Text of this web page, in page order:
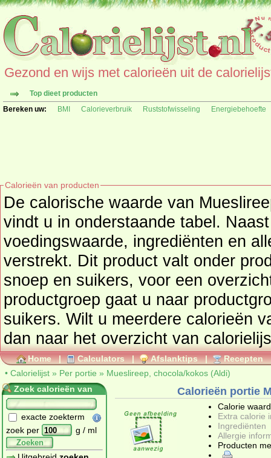
Gezond en wijs met calorieën uit de
Top dieet producten
Bereken uw:
BMI Calorieverbruik Ruststofwisseling Energiebehoefte
Calorieën van producten
De calorische waarde van
vindt u in onderstaande tabel. Naast de
voedingswaarde, ingrediënten en
verstrekt. Dit product valt onder
snoep en suikers, voor een overzicht van producten uit deze
productgroep gaat u naar
suikers. Wilt u meerdere calorieën
dan naar het overzicht van
Home | Calculators | Afslanktips | Recepten
• Calorielijst » Per portie » Mueslireep, chocola/kokos (Aldi)
Zoek calorieën van
exacte zoekterm
zoek per
g / ml
Zoeken
Calorieën portie
Calorie
Extra calorie
Ingrediënten
Allergie
Producten